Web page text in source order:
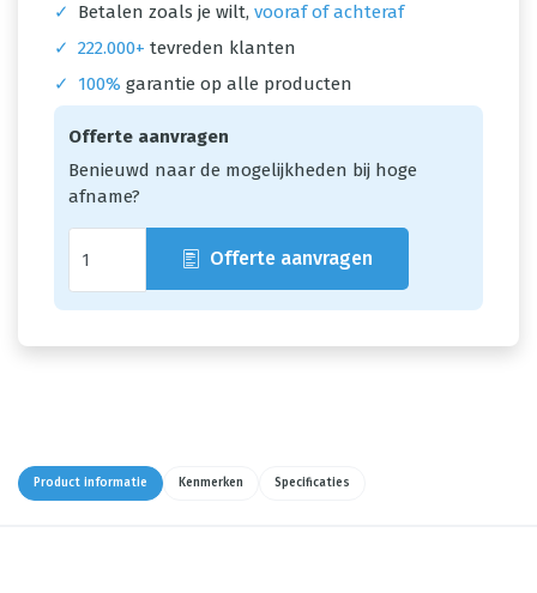
✓
Betalen zoals je wilt, vooraf of achteraf
✓ 222.000+ tevreden klanten
✓
100% garantie op alle producten
Offerte aanvragen
Benieuwd naar de mogelijkheden bij hoge
afname?
Offerte aanvragen
Product informatie Kenmerken Specificaties